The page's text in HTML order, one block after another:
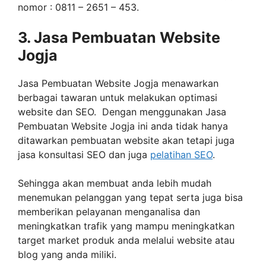
nomor : 0811 – 2651 – 453.
3. Jasa Pembuatan Website
Jogja
Jasa Pembuatan Website Jogja menawarkan
berbagai tawaran untuk melakukan optimasi
website dan SEO. Dengan menggunakan Jasa
Pembuatan Website Jogja ini anda tidak hanya
ditawarkan pembuatan website akan tetapi juga
jasa konsultasi SEO dan juga pelatihan SEO.
Sehingga akan membuat anda lebih mudah
menemukan pelanggan yang tepat serta juga bisa
memberikan pelayanan menganalisa dan
meningkatkan trafik yang mampu meningkatkan
target market produk anda melalui website atau
blog yang anda miliki.